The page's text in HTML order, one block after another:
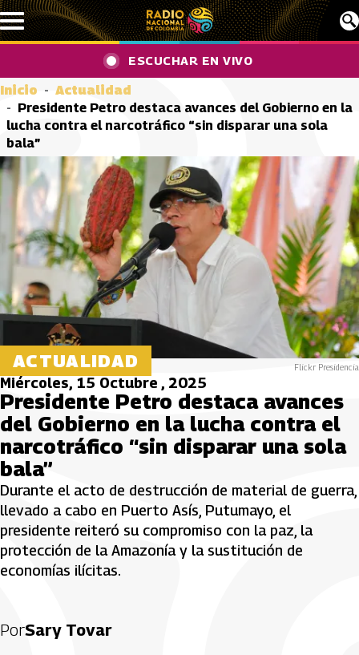
Pasar al contenido principal
ESCUCHAR EN VIVO
Inicio
Actualidad
Presidente Petro destaca avances del Gobierno en la
lucha contra el narcotráfico “sin disparar una sola
bala”
ACTUALIDAD Flickr Presidencia
Miércoles, 15 Octubre , 2025
Presidente Petro destaca avances
del Gobierno en la lucha contra el
narcotráfico “sin disparar una sola
bala”
Durante el acto de destrucción de material de guerra,
llevado a cabo en Puerto Asís, Putumayo, el
presidente reiteró su compromiso con la paz, la
protección de la Amazonía y la sustitución de
economías ilícitas.
PorSary Tovar